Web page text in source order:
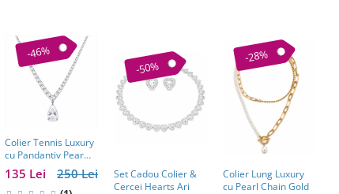
-46%
Colier Tennis Luxury
cu Pandantiv Pear
Cut – Eleganță
Atemporală 250 Lei
135 Lei
-50%
Set Cadou Colier &
Cercei Hearts Ari
-28%
Colier Lung Luxury
cu Pearl Chain Gold